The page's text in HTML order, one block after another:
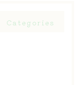
Categories